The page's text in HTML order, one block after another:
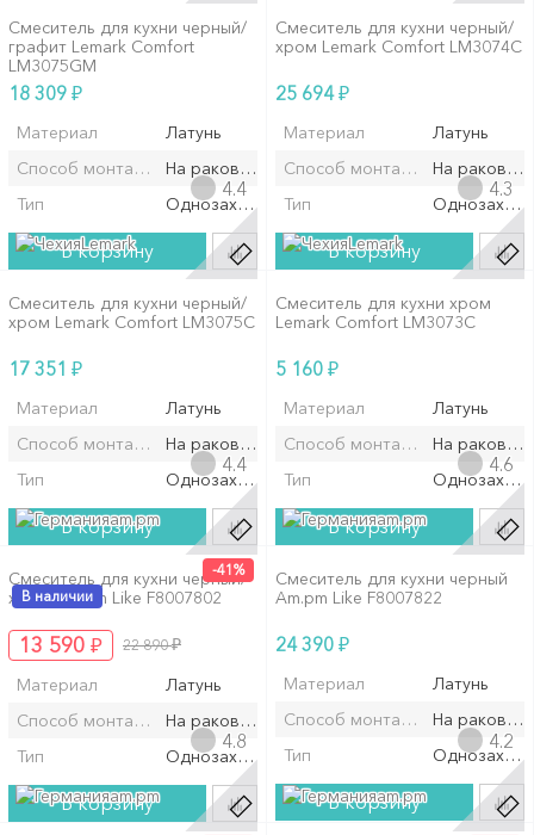
Смеситель для кухни черный/
графит Lemark Comfort
LM3075GM
18 309 ₽
Материал
Латунь
Способ монтажа/установкиНа раковину/мойку
Тип
Однозахватный
В корзину
Смеситель для кухни черный/
хром Lemark Comfort LM3074C
25 694₽
Материал
Латунь
Способ монтажа/установки
На
Тип
В корзину
Lemark
4.4
Смеситель для кухни черный/
хром Lemark Comfort LM3075C
17 351 ₽
Материал
Латунь
Способ монтажа/установкиНа раковину/мойку
Тип
Однозахватный
В корзину
Lemark
4.3
Смеситель для кухни хром
Lemark Comfort LM3073C
5 160 ₽
Материал
Латунь
Способ монтажа/установки
На
Тип
В корзину
am.pm
4.4
В наличии
Смеситель для кухни черный/
хром Am.pm Like F8007802
13 590 ₽ 22 890₽
-41%
Материал
Латунь
Способ монтажа/установкиНа раковину/мойку
Тип
Однозахватный
В корзину
am.pm
4.6
Смеситель для кухни черный
Am.pm Like F8007822
24 390 ₽
Материал
Латунь
Способ монтажа/установки
На
Тип
В корзину
am.pm
4.8
am.pm
4.2